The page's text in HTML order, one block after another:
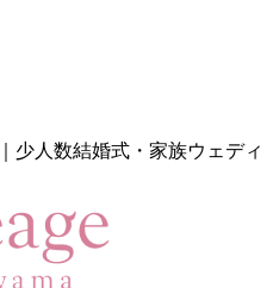
少人数結婚式・家族ウェディ